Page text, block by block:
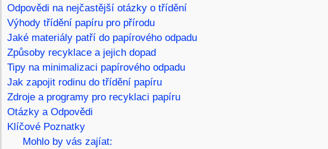
Odpovědi na nejčastější otázky o třídění
Výhody třídění papíru pro přírodu
Jaké materiály patří do papírového odpadu
Způsoby recyklace a jejich dopad
Tipy na minimalizaci papírového odpadu
Jak zapojit rodinu do třídění papíru
Zdroje a programy pro recyklaci papíru
Otázky a Odpovědi
Klíčové Poznatky
Mohlo by vás zajíat: